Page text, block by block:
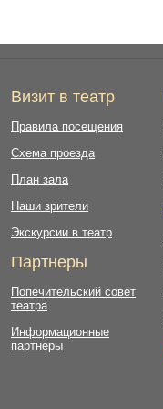
Визит в театр
Правила посещения
Схема проезда
План зала
Наши зрители
Экскурсии в театр
Партнеры
Попечительский совет
театра
Информационные
партнеры